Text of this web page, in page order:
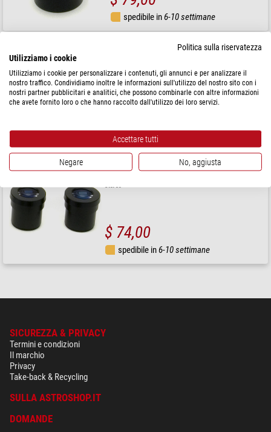
spedibile in6-10 settimane
Stereo
spedibile in6-10 settimane
Optika
Stereo
$ 74,00
spedibile in6-10 settimane
SICUREZZA & PRIVACY
Termini e condizioni
Il marchio
Privacy
Take-back & Recycling
SULLA ASTROSHOP.IT
DOMANDE
Politica sulla riservatezza
Utilizziamo i cookie
Utilizziamo i cookie per personalizzare i contenuti, gli annunci e per analizzare il
nostro traffico. Condividiamo inoltre le informazioni sull'utilizzo del nostro sito con i
nostri partner pubblicitari e analitici, che possono combinarle con altre informazioni
che avete fornito loro o che hanno raccolto dall'utilizzo dei loro servizi.
Accettare tutti
Negare No, aggiusta